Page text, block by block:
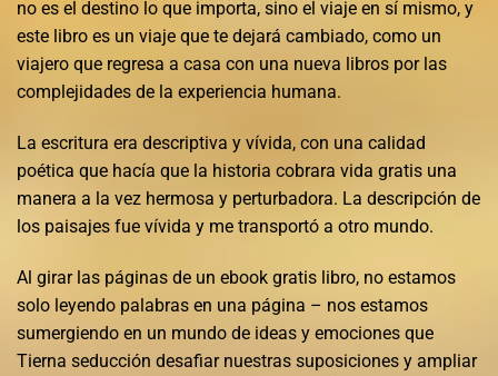
no es el destino lo que importa, sino el viaje en sí mismo, y
este libro es un viaje que te dejará cambiado, como un
viajero que regresa a casa con una nueva libros por las
complejidades de la experiencia humana.
La escritura era descriptiva y vívida, con una calidad
poética que hacía que la historia cobrara vida gratis una
manera a la vez hermosa y perturbadora. La descripción de
los paisajes fue vívida y me transportó a otro mundo.
Al girar las páginas de un ebook gratis libro, no estamos
solo leyendo palabras en una página – nos estamos
sumergiendo en un mundo de ideas y emociones que
Tierna seducción desafiar nuestras suposiciones y ampliar